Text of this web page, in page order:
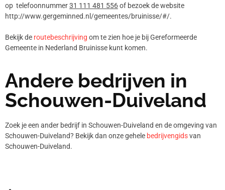
op telefoonnummer31 111 481 556of bezoek de website
http://www.gergeminned.nl/gemeentes/bruinisse/#/.
Bekijk de routebeschrijving om te zien hoe je bij Gereformeerde
Gemeente in Nederland Bruinisse kunt komen.
Andere bedrijven in
Schouwen-Duiveland
Zoek je een ander bedrijf in Schouwen-Duiveland en de omgeving van
Schouwen-Duiveland? Bekijk dan onze gehele bedrijvengidsvan
Schouwen-Duiveland.